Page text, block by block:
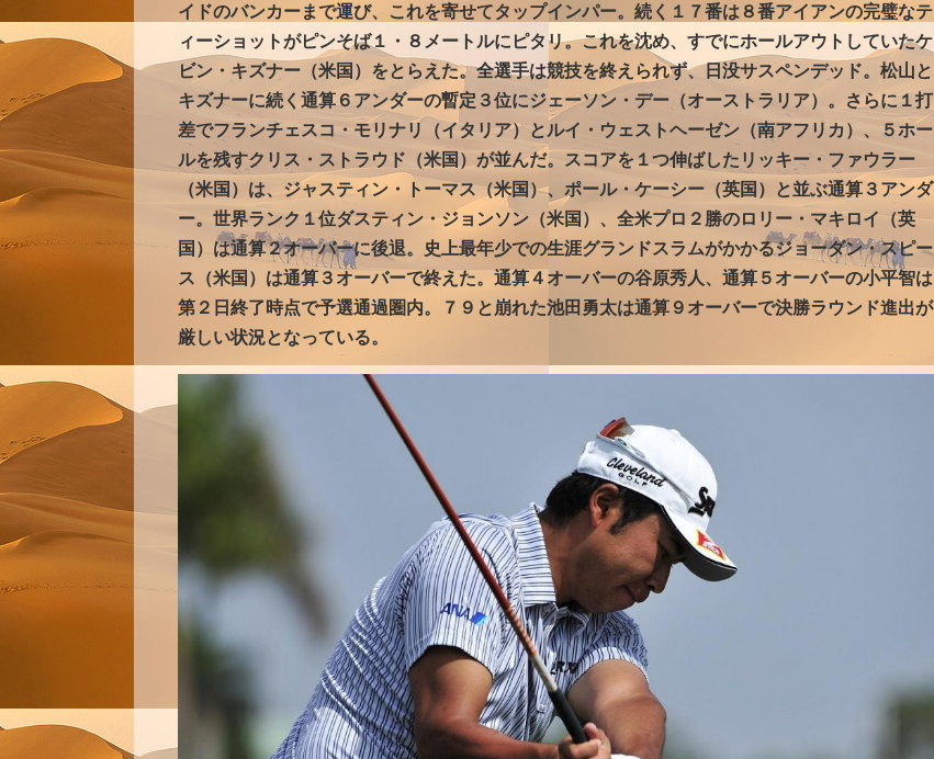
イドのバンカーまで運び、これを寄せてタップインパー。続く１７番は８番アイアンの完璧なテ
ィーショットがピンそば１・８メートルにピタリ。これを沈め、すでにホールアウトしていたケ
ビン・キズナー（米国）をとらえた。全選手は競技を終えられず、日没サスペンデッド。松山と
キズナーに続く通算６アンダーの暫定３位にジェーソン・デー（オーストラリア）。さらに１打
差でフランチェスコ・モリナリ（イタリア）とルイ・ウェストヘーゼン（南アフリカ）、５ホー
ルを残すクリス・ストラウド（米国）が並んだ。スコアを１つ伸ばしたリッキー・ファウラー
（米国）は、ジャスティン・トーマス（米国）、ポール・ケーシー（英国）と並ぶ通算３アンダ
ー。世界ランク１位ダスティン・ジョンソン（米国）、全米プロ２勝のロリー・マキロイ（英
国）は通算２オーバーに後退。史上最年少での生涯グランドスラムがかかるジョーダン・スピー
ス（米国）は通算３オーバーで終えた。通算４オーバーの谷原秀人、通算５オーバーの小平智は
第２日終了時点で予選通過圏内。７９と崩れた池田勇太は通算９オーバーで決勝ラウンド進出が
厳しい状況となっている。